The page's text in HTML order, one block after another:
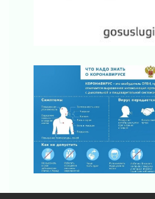
Без заявлений и очередей
Все силы в кулак
01 августа 2026
Айда на пляж!
01 августа 2026
Один в поле — не воин
01 августа 2026
Пик топливного кризиса